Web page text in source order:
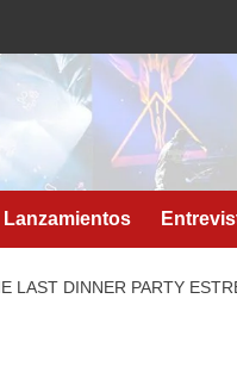
Lanzamientos
LAST DINNER PARTY